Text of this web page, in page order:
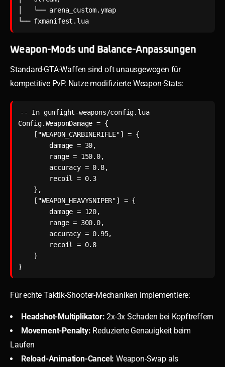
│   └── arena_custom.ymap
└── fxmanifest.lua
Weapon-Mods und Balance-Anpassungen
Standard-GTA-Waffen sind oft unausgewogen für
kompetitive PvP. Nutze modifizierte Weapon-Stats:
-- In gunfight-weapons/config.lua
Config.WeaponDamage = {
}
Für echte Taktik-Shooter-Mechaniken implementiere:
Headshot-Multiplikator: 2x-3x Schaden bei Kopftreffern
Movement-Penalty: Reduzierte Genauigkeit beim
Laufen
Reload-Animation-Cancel: Weapon-Swap als